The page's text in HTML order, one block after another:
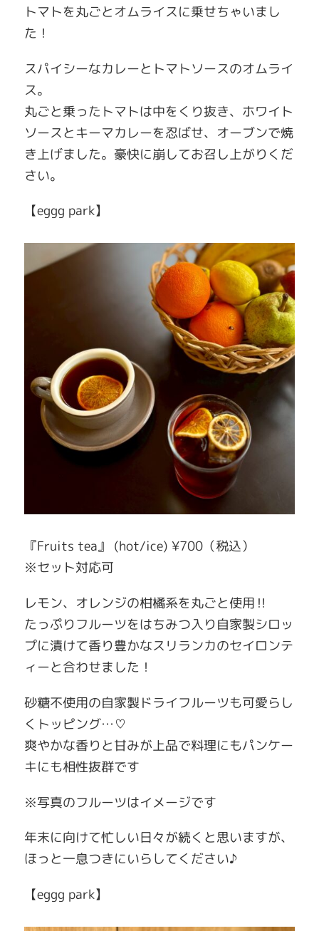
トマトを丸ごとオムライスに乗せちゃいまし
た！
スパイシーなカレーとトマトソースのオムライ
ス。
丸ごと乗ったトマトは中をくり抜き、ホワイト
ソースとキーマカレーを忍ばせ、オーブンで焼
き上げました。豪快に崩してお召し上がりくだ
さい。
【eggg park】
『Fruits tea』 (hot/ice) ¥700（税込）
※セット対応可
レモン、オレンジの柑橘系を丸ごと使用‼︎
たっぷりフルーツをはちみつ入り自家製シロッ
プに漬けて香り豊かなスリランカのセイロンテ
ィーと合わせました！
砂糖不使用の自家製ドライフルーツも可愛らし
くトッピング…♡
爽やかな香りと甘みが上品で料理にもパンケー
キにも相性抜群です
※写真のフルーツはイメージです
年末に向けて忙しい日々が続くと思いますが、
ほっと一息つきにいらしてください♪
【eggg park】